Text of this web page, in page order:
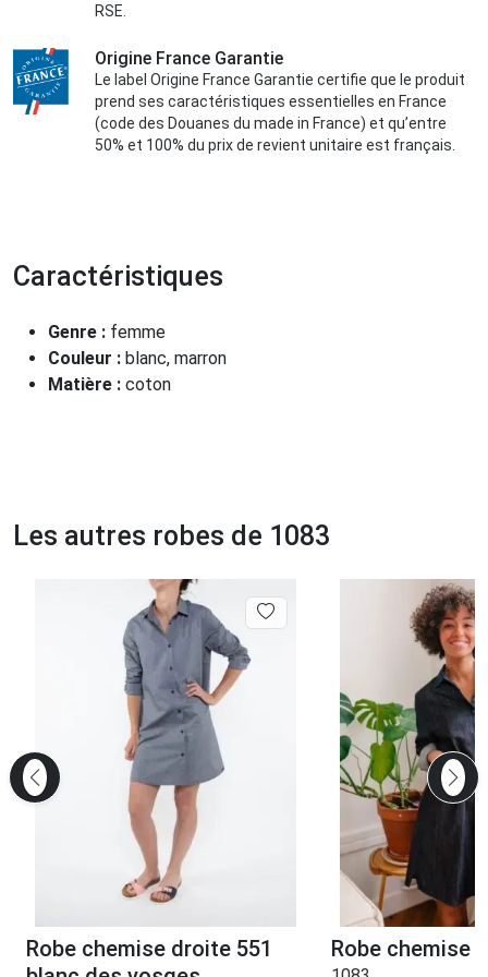
RSE.
Origine France Garantie
Le label Origine France Garantie certifie que le produit
prend ses caractéristiques essentielles en France
(code des Douanes du made in France) et qu’entre
50% et 100% du prix de revient unitaire est français.
Caractéristiques
Genre : femme
Couleur : blanc, marron
Matière : coton
Les autres robes de 1083
Robe chemise droite 551
Robe chemise